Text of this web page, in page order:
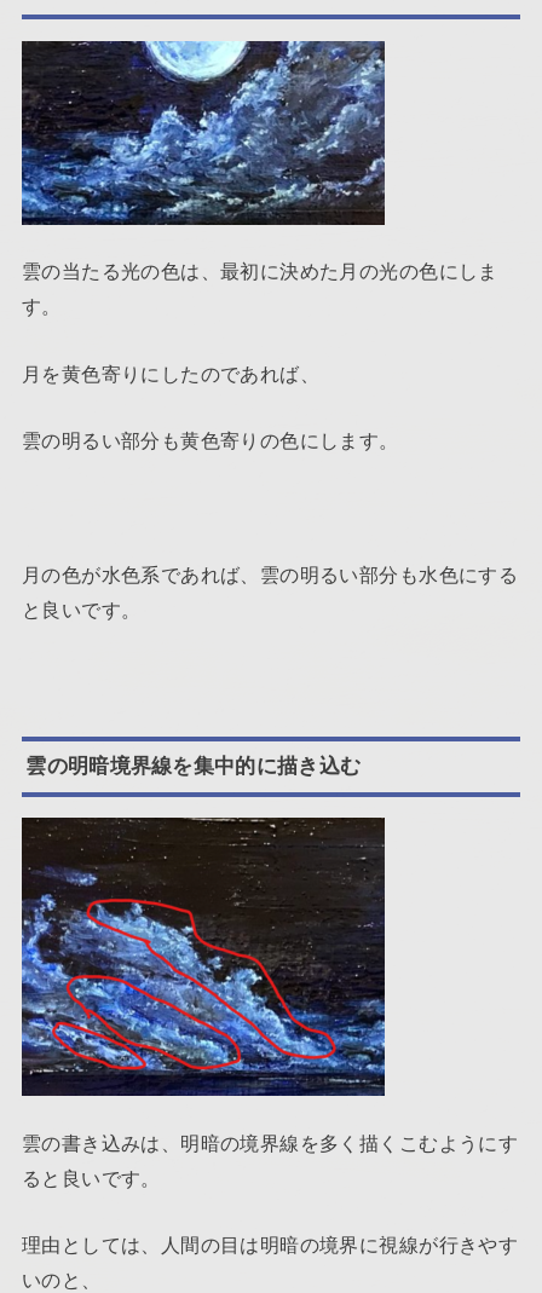
雲の当たる光の色は、最初に決めた月の光の色にしま
す。
月を黄色寄りにしたのであれば、
雲の明るい部分も黄色寄りの色にします。
月の色が水色系であれば、雲の明るい部分も水色にする
と良いです。
雲の明暗境界線を集中的に描き込む
雲の書き込みは、明暗の境界線を多く描くこむようにす
ると良いです。
理由としては、人間の目は明暗の境界に視線が行きやす
いのと、